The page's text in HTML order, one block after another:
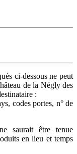
ci-dessous ne peut
de la Négly des
:
codes portes, n° de
saurait être tenue
en lieu et temps